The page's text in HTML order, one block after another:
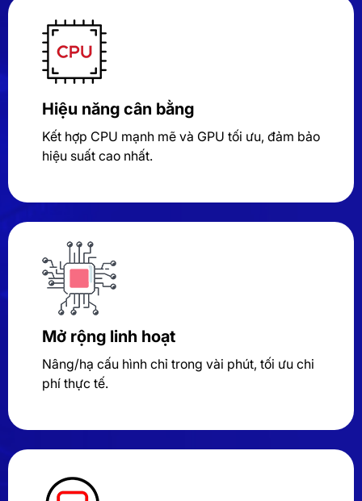
Hiệu năng cân bằng
Kết hợp CPU mạnh mẽ và GPU tối ưu, đảm bảo
hiệu suất cao nhất.
Mở rộng linh hoạt
Nâng/hạ cấu hình chỉ trong vài phút, tối ưu chi
phí thực tế.